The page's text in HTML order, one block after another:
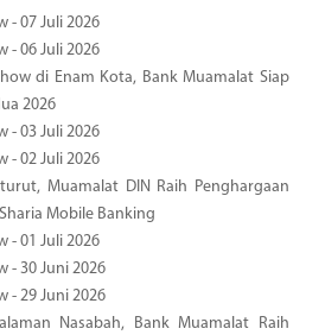
- 07 Juli 2026
- 06 Juli 2026
di Enam Kota, Bank Muamalat Siap
2026
- 03 Juli 2026
- 02 Juli 2026
Muamalat DIN Raih Penghargaan
Mobile Banking
- 01 Juli 2026
- 30 Juni 2026
- 29 Juni 2026
Nasabah, Bank Muamalat Raih